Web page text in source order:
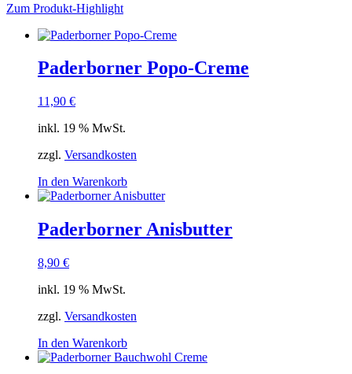
Zum Produkt-Highlight
Paderborner Popo-Creme
11,90 €
inkl. 19 % MwSt.
zzgl. Versandkosten
In den Warenkorb
Paderborner Anisbutter
8,90 €
inkl. 19 % MwSt.
zzgl. Versandkosten
In den Warenkorb